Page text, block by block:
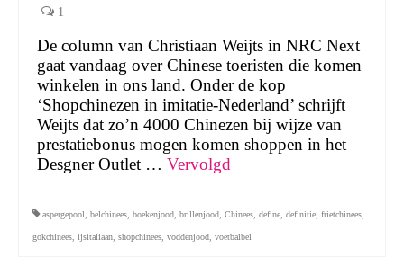
1
De column van Christiaan Weijts in NRC Next
gaat vandaag over Chinese toeristen die komen
winkelen in ons land. Onder de kop
‘Shopchinezen in imitatie-Nederland’ schrijft
Weijts dat zo’n 4000 Chinezen bij wijze van
prestatiebonus mogen komen shoppen in het
Desgner Outlet … Vervolgd
aspergepool belchinees boekenjood brillenjood Chinees define definitie frietchinees
gokchinees ijsitaliaan shopchinees voddenjood voetbalbel